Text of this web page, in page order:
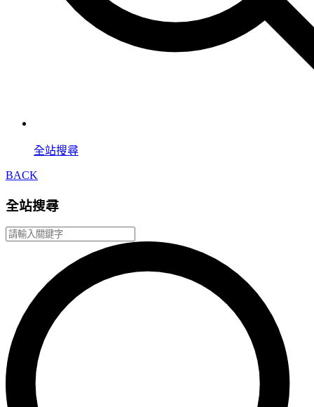
全站搜尋
BACK
全站搜尋